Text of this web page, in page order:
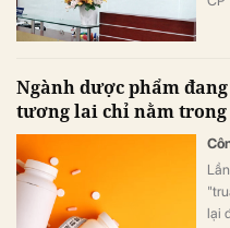
Ngành dược phẩm
tương lai chỉ nằm trong
lại